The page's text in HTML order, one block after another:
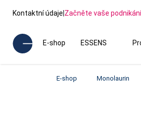
Kontaktní údaje|Začněte vaše podnikání
E-shop ESSENS
E-shop Monolaurin